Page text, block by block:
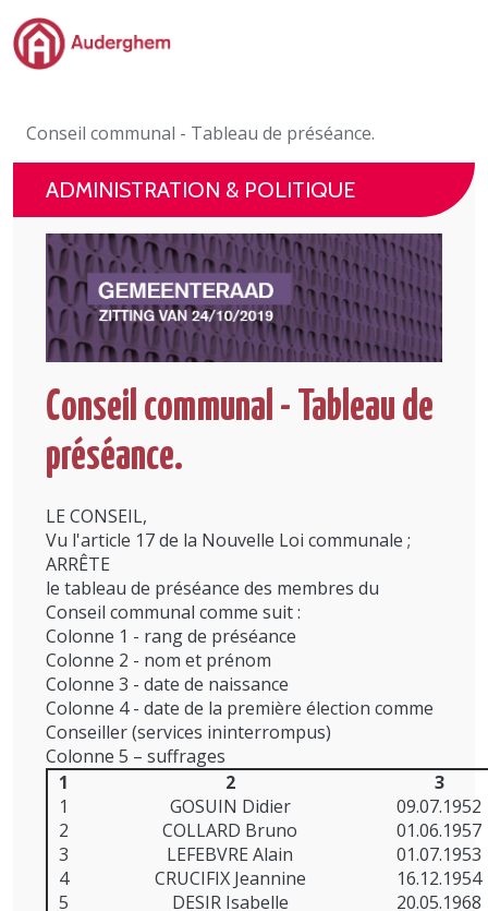
Passer au contenu principal
Événements et vie associative
eGuichet
Vivre à Auderghem
En 1 clic
Conseil communal - Tableau de préséance.
ADMINISTRATION & POLITIQUE
Conseil communal - Tableau de
préséance.
LE CONSEIL,
Vu l'article 17 de la Nouvelle Loi communale ;
ARRÊTE
le tableau de préséance des membres du
Conseil communal comme suit :
Colonne 1 - rang de préséance
Colonne 2 - nom et prénom
Colonne 3 - date de naissance
Colonne 4 - date de la première élection comme
Conseiller (services ininterrompus)
Colonne 5 – suffrages
1
2
3
1
GOSUIN Didier
09.07.1952
2
COLLARD Bruno
01.06.1957
3
LEFEBVRE Alain
01.07.1953
4
CRUCIFIX Jeannine
16.12.1954
5
DESIR Isabelle
20.05.1968